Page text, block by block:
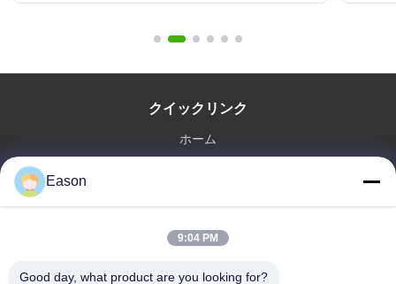
クイックリンク
ホーム
会社案内
Eason
9:04 PM
Good day, what product are you looking for?